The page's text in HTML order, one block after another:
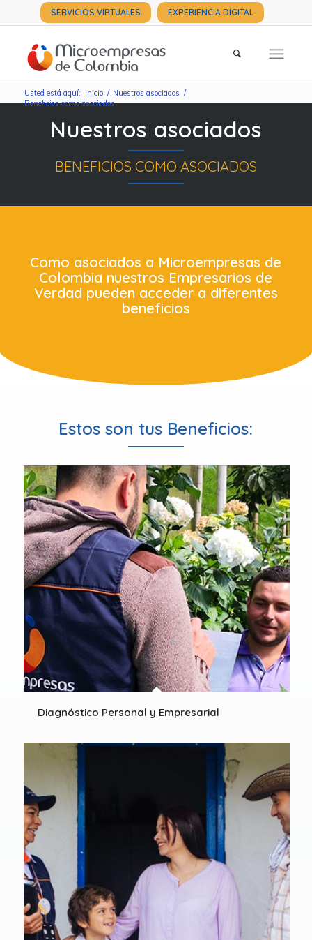
SERVICIOS VIRTUALES EXPERIENCIA DIGITAL
Usted está aquí: Inicio / Nuestros asociados /
Beneficios como asociados
Nuestros asociados
BENEFICIOS COMO ASOCIADOS
Como asociados a Microempresas de
Colombia nuestros Empresarios de
Verdad pueden acceder a diferentes
beneficios
Estos son tus Beneficios:
Diagnóstico Personal y Empresarial